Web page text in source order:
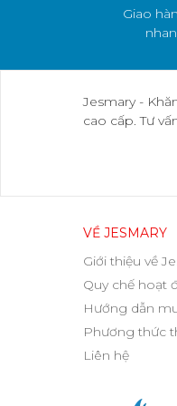
Giao
Jesmary -
cao cấp. Tư
VỀ JESMARY
Giới thiệu về
Quy chế hoạt
Hướng dẫn
Phương thức
Liên hệ